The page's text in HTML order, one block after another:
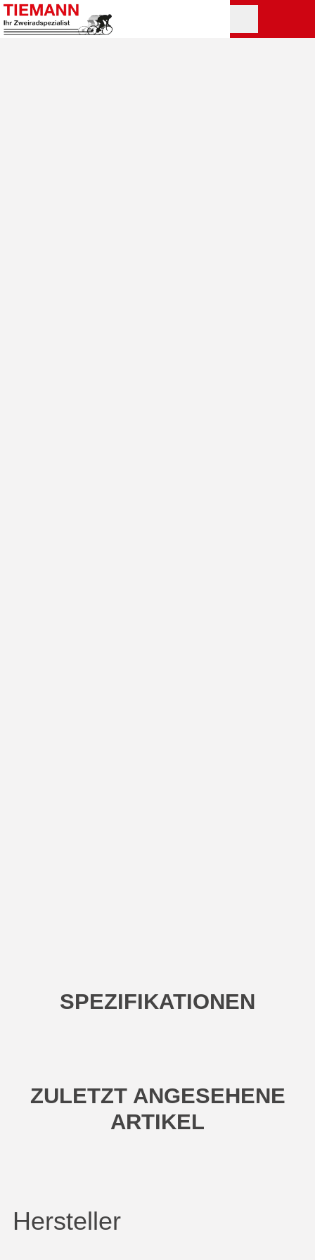
SPEZIFIKATIONEN
ZULETZT ANGESEHENE
ARTIKEL
Hersteller